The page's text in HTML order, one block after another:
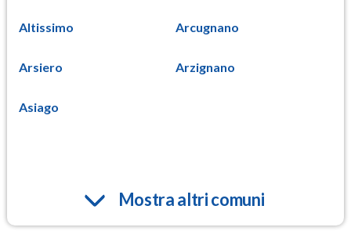
Altissimo Arcugnano
Arsiero Arzignano
Asiago
Mostra altri comuni